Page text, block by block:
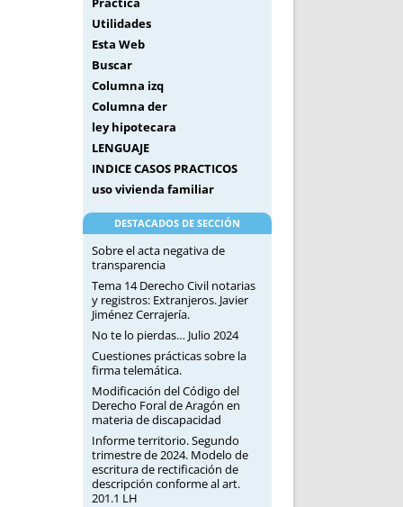
Utilidades
Esta Web
Buscar
Columna izq
Columna der
ley hipotecara
LENGUAJE
INDICE CASOS PRACTICOS
uso vivienda familiar
DESTACADOS DE SECCIÓN
Sobre el acta negativa de
transparencia
Tema 14 Derecho Civil notarias
y registros: Extranjeros. Javier
Jiménez Cerrajería.
No te lo pierdas… Julio 2024
Cuestiones prácticas sobre la
firma telemática.
Modificación del Código del
Derecho Foral de Aragón en
materia de discapacidad
Informe territorio. Segundo
trimestre de 2024. Modelo de
escritura de rectificación de
descripción conforme al art.
201.1 LH